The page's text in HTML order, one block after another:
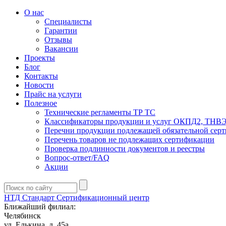
О нас
Специалисты
Гарантии
Отзывы
Вакансии
Проекты
Блог
Контакты
Новости
Прайс на услуги
Полезное
Технические регламенты ТР ТС
Классификаторы продукции и услуг ОКПД2,
Перечни продукции подлежащей обязательной
Перечень товаров не подлежащих сертификации
Проверка подлинности документов и реестры
Вопрос-ответ/FAQ
Акции
НТД Стандарт Сертификационный центр
Ближайший филиал:
Челябинск